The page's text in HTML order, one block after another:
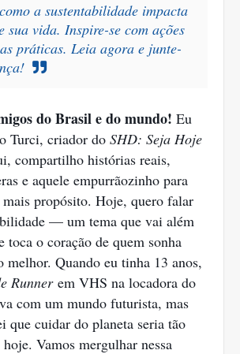
a sustentabilidade impacta
sua vida. Inspire-se com ações
práticas. Leia agora e junte-
do Brasil e do mundo! Eu
Turci, criador do SHD: Seja Hoje
compartilho histórias reais,
e aquele empurrãozinho para
propósito. Hoje, quero falar
— um tema que vai além
toca o coração de quem sonha
melhor. Quando eu tinha 13 anos,
Runnerem VHS na locadora do
com um mundo futurista, mas
que cuidar do planeta seria tão
Vamos mergulhar nessa